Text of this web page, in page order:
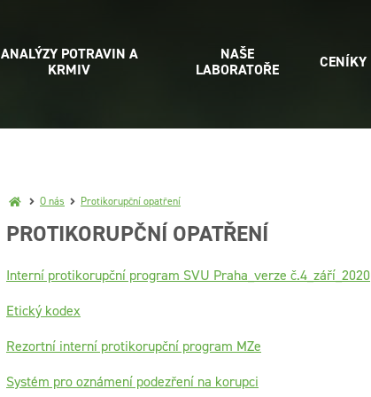
ANALÝZY POTRAVIN A
KRMIV
NAŠE
LABORATOŘE
CENÍKY
O nás Protikorupční opatření
PROTIKORUPČNÍ OPATŘENÍ
Interní protikorupční program SVU Praha_verze č.4_září_2020
Etický kodex
Rezortní interní protikorupční program MZe
Systém pro oznámení podezření na korupci